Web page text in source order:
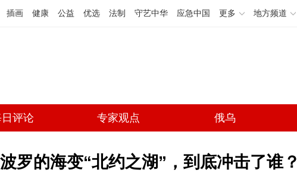
插画 健康 公益 优选 法制 守艺中华 应急中国 更多 地方频道
评论 专家观点 俄乌
波罗的海变“北约之湖”，到底冲击了谁？